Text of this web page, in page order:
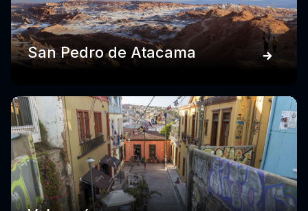
San Pedro de Atacama